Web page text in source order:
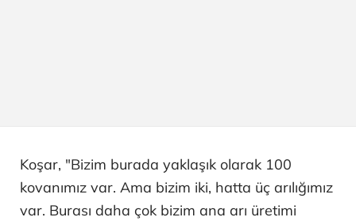
Koşar, "Bizim burada yaklaşık olarak 100
kovanımız var. Ama bizim iki, hatta üç arılığımız
var. Burası daha çok bizim ana arı üretimi